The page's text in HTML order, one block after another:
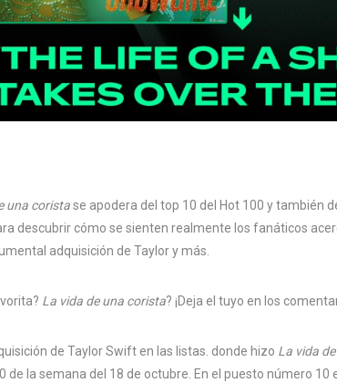
una coristase apodera del top 10 del Hot 100 y también
descubrir cómo se sienten realmente los fanáticos
adquisición de Taylor y más.
La vida de una corista? ¡Deja el tuyo en los
de Taylor Swift en las listas. donde hizo La vida
de la semana del 18 de octubre. En el puesto número 10